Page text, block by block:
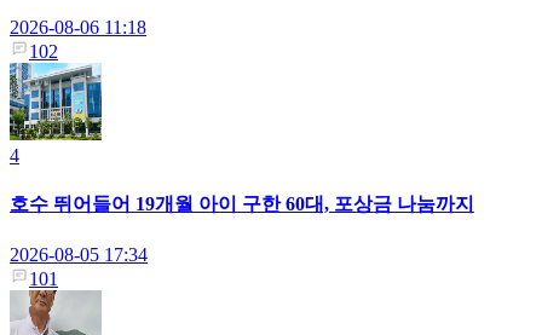
2026-08-06 11:18
102
4
호수 뛰어들어 19개월 아이 구한 60대, 포상금 나눔까지
2026-08-05 17:34
101